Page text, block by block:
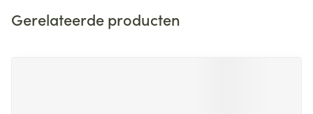
Gerelateerde producten